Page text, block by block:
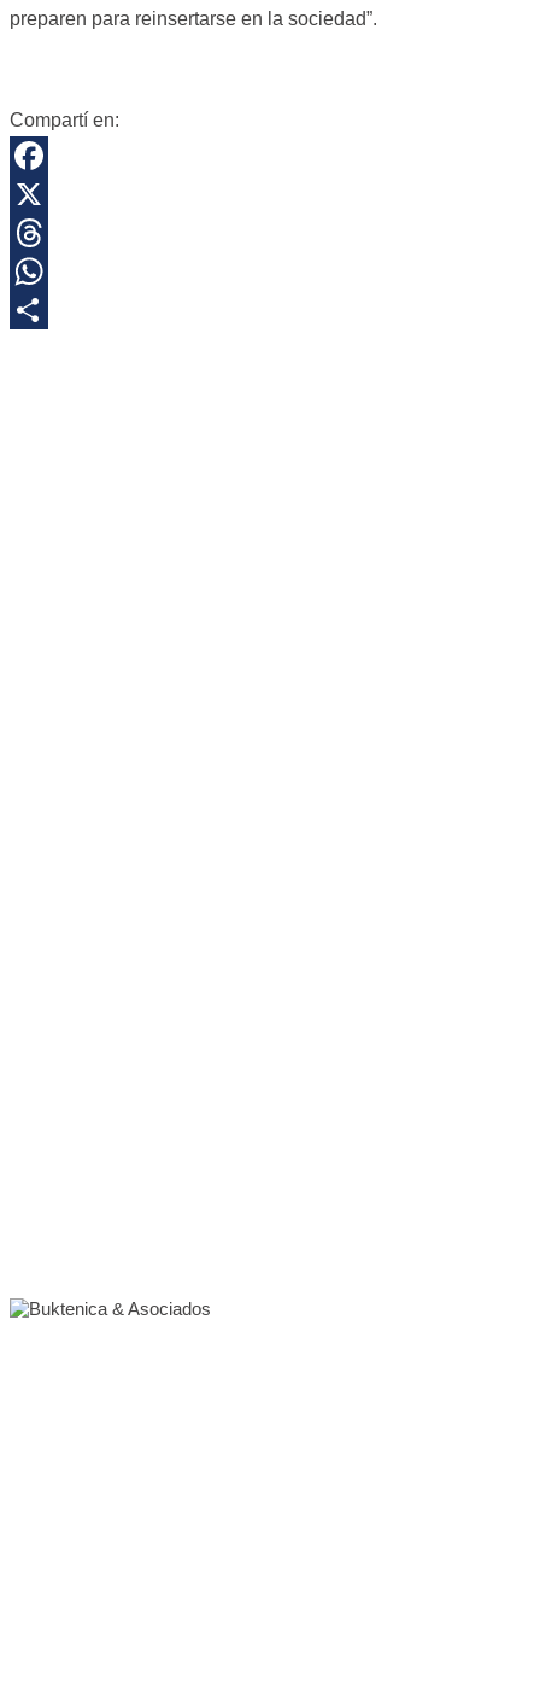
preparen para reinsertarse en la sociedad”.
Compartí en:
Facebook
X
Threads
WhatsApp